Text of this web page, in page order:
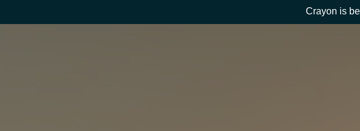
Crayon is